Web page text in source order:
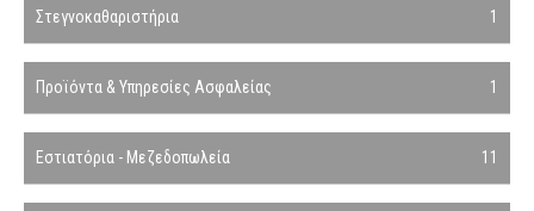
Στεγνοκαθαριστήρια 1
Προϊόντα & Υπηρεσίες Ασφαλείας 1
Εστιατόρια - Μεζεδοπωλεία 11